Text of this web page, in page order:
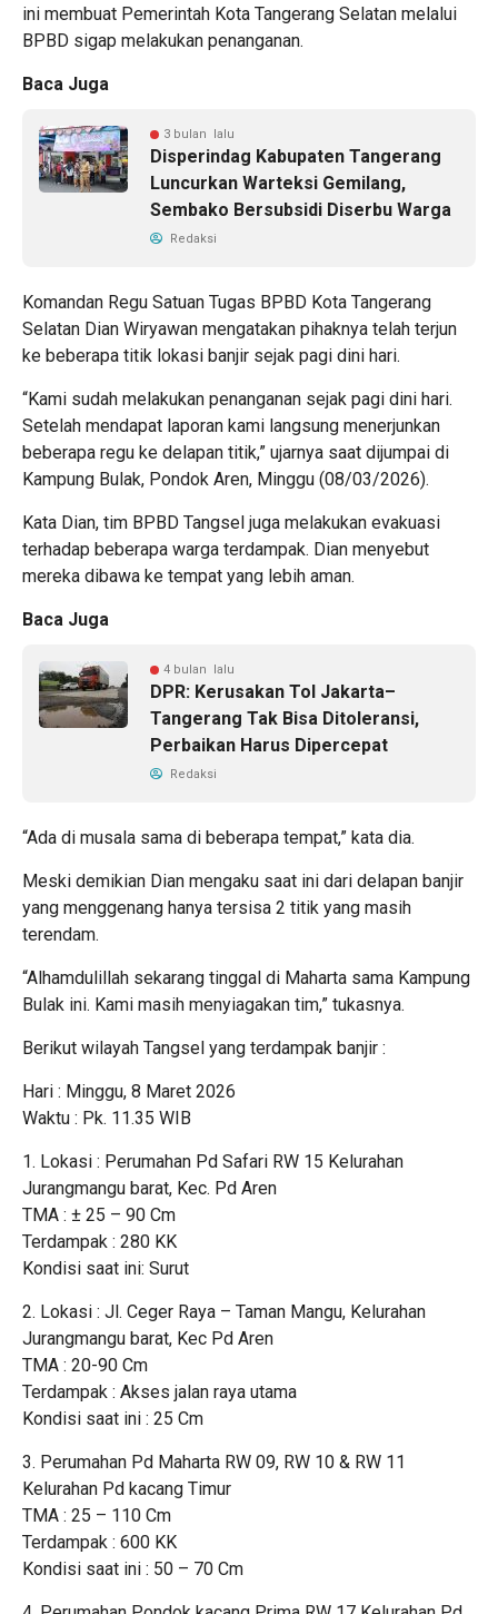
ini membuat Pemerintah Kota Tangerang Selatan melalui
BPBD sigap melakukan penanganan.
Baca Juga
3 bulan lalu
Disperindag Kabupaten Tangerang
Luncurkan Warteksi Gemilang,
Sembako Bersubsidi Diserbu Warga
Redaksi
Komandan Regu Satuan Tugas BPBD Kota Tangerang
Selatan Dian Wiryawan mengatakan pihaknya telah terjun
ke beberapa titik lokasi banjir sejak pagi dini hari.
“Kami sudah melakukan penanganan sejak pagi dini hari.
Setelah mendapat laporan kami langsung menerjunkan
beberapa regu ke delapan titik,” ujarnya saat dijumpai di
Kampung Bulak, Pondok Aren, Minggu (08/03/2026).
Kata Dian, tim BPBD Tangsel juga melakukan evakuasi
terhadap beberapa warga terdampak. Dian menyebut
mereka dibawa ke tempat yang lebih aman.
Baca Juga
4 bulan lalu
DPR: Kerusakan Tol Jakarta–
Tangerang Tak Bisa Ditoleransi,
Perbaikan Harus Dipercepat
Redaksi
“Ada di musala sama di beberapa tempat,” kata dia.
Meski demikian Dian mengaku saat ini dari delapan banjir
yang menggenang hanya tersisa 2 titik yang masih
terendam.
“Alhamdulillah sekarang tinggal di Maharta sama Kampung
Bulak ini. Kami masih menyiagakan tim,” tukasnya.
Berikut wilayah Tangsel yang terdampak banjir :
Hari : Minggu, 8 Maret 2026
Waktu : Pk. 11.35 WIB
1. Lokasi : Perumahan Pd Safari RW 15 Kelurahan
Jurangmangu barat, Kec. Pd Aren
TMA : ± 25 – 90 Cm
Terdampak : 280 KK
Kondisi saat ini: Surut
2. Lokasi : Jl. Ceger Raya – Taman Mangu, Kelurahan
Jurangmangu barat, Kec Pd Aren
TMA : 20-90 Cm
Terdampak : Akses jalan raya utama
Kondisi saat ini : 25 Cm
3. Perumahan Pd Maharta RW 09, RW 10 & RW 11
Kelurahan Pd kacang Timur
TMA : 25 – 110 Cm
Terdampak : 600 KK
Kondisi saat ini : 50 – 70 Cm